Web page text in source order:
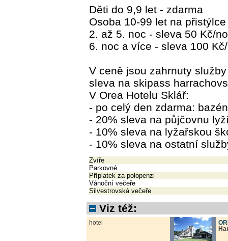
Děti do 9,9 let - zdarma
Osoba 10-99 let na
2. až 5. noc - sleva 50 Kč/
6. noc a více - sleva 100
V ceně jsou zahrnuty
sleva na skipass
V Orea Hotelu Sklář:
- po celý den zdarma:
- 20% sleva na půjčovnu
- 10% sleva na lyžařskou
- 10% sleva na ostatní
Zvíře
Parkovné
Příplatek za polopenzi
Vánoční večeře
Silvestrovská večeře
Viz též:
hotel